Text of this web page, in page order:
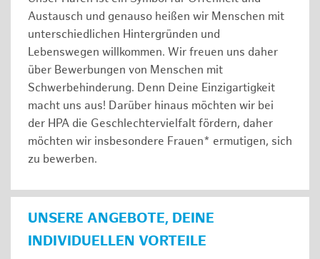
Austausch und genauso heißen wir Menschen mit
unterschiedlichen Hintergründen und
Lebenswegen willkommen. Wir freuen uns daher
über Bewerbungen von Menschen mit
Schwerbehinderung. Denn Deine Einzigartigkeit
macht uns aus! Darüber hinaus möchten wir bei
der HPA die Geschlechtervielfalt fördern, daher
möchten wir insbesondere Frauen* ermutigen, sich
zu bewerben.
UNSERE ANGEBOTE, DEINE
INDIVIDUELLEN VORTEILE